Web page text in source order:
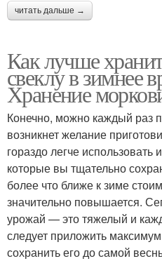
читать дальше →
Как лучше
свеклу в зимнее
Хранение
Конечно, можно каждый раз
возникнет желание
гораздо легче
которые вы тщательно
более что ближе к зиме
значительно повышается.
урожай — это тяжелый и
следует приложить
сохранить его до самой